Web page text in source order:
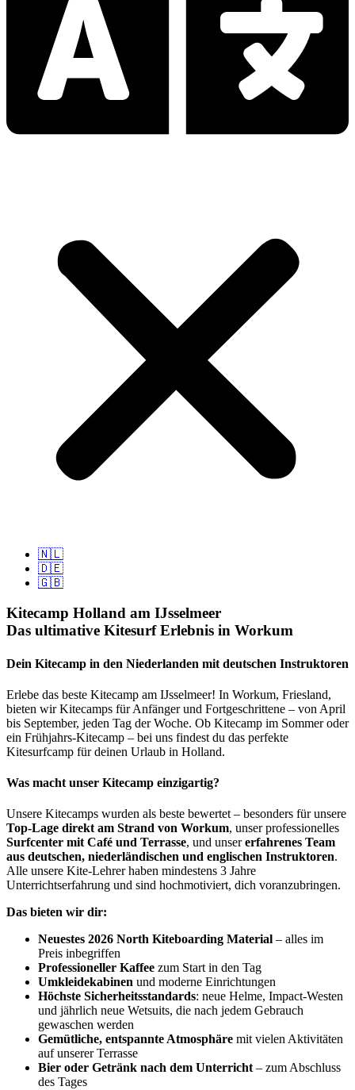
🇳🇱
🇩🇪
🇬🇧
Kitecamp Holland am IJsselmeer
Das ultimative Kitesurf Erlebnis in Workum
Dein Kitecamp in den Niederlanden mit deutschen Instruktoren
Erlebe das beste Kitecamp am IJsselmeer! In Workum, Friesland,
bieten wir Kitecamps für Anfänger und Fortgeschrittene – von April
bis September, jeden Tag der Woche. Ob Kitecamp im Sommer oder
ein Frühjahrs-Kitecamp – bei uns findest du das perfekte
Kitesurfcamp für deinen Urlaub in Holland.
Was macht unser Kitecamp einzigartig?
Unsere Kitecamps wurden als beste bewertet – besonders für unsere
Top-Lage direkt am Strand von Workum, unser professionelles
Surfcenter mit Café und Terrasse, und unsererfahrenes Team
aus deutschen, niederländischen und englischen Instruktoren.
Alle unsere Kite-Lehrer haben mindestens 3 Jahre
Unterrichtserfahrung und sind hochmotiviert, dich voranzubringen.
Das bieten wir dir:
Neuestes 2026 North Kiteboarding Material – alles im
Preis inbegriffen
Professioneller Kaffee zum Start in den Tag
Umkleidekabinen und moderne Einrichtungen
Höchste Sicherheitsstandards: neue Helme, Impact-Westen
und jährlich neue Wetsuits, die nach jedem Gebrauch
gewaschen werden
Gemütliche, entspannte Atmosphäre mit vielen Aktivitäten
auf unserer Terrasse
Bier oder Getränk nach dem Unterricht– zum Abschluss
des Tages